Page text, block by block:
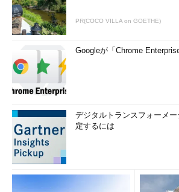
PR(COCO VILLA on GOETHE)
Googleが「Chrome
デジタルトランスフォーメ
定するには